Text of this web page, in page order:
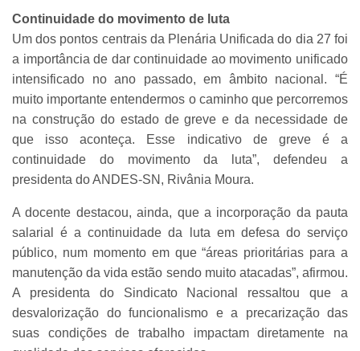
Continuidade do movimento de luta
Um dos pontos centrais da Plenária Unificada do dia 27 foi
a importância de dar continuidade ao movimento unificado
intensificado no ano passado, em âmbito nacional. “É
muito importante entendermos o caminho que percorremos
na construção do estado de greve e da necessidade de
que isso aconteça. Esse indicativo de greve é a
continuidade do movimento da luta”, defendeu a
presidenta do ANDES-SN, Rivânia Moura.
A docente destacou, ainda, que a incorporação da pauta
salarial é a continuidade da luta em defesa do serviço
público, num momento em que “áreas prioritárias para a
manutenção da vida estão sendo muito atacadas”, afirmou.
A presidenta do Sindicato Nacional ressaltou que a
desvalorização do funcionalismo e a precarização das
suas condições de trabalho impactam diretamente na